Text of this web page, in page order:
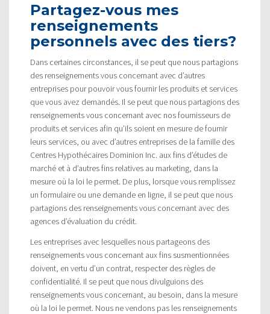
Partagez-vous mes
renseignements
personnels avec des tiers?
Dans certaines circonstances, il se peut que nous partagions
des renseignements vous concernant avec d’autres
entreprises pour pouvoir vous fournir les produits et services
que vous avez demandés. Il se peut que nous partagions des
renseignements vous concernant avec nos fournisseurs de
produits et services afin qu’ils soient en mesure de fournir
leurs services, ou avec d’autres entreprises de la famille des
Centres Hypothécaires Dominion Inc. aux fins d’études de
marché et à d’autres fins relatives au marketing, dans la
mesure où la loi le permet. De plus, lorsque vous remplissez
un formulaire ou une demande en ligne, il se peut que nous
partagions des renseignements vous concernant avec des
agences d’évaluation du crédit.
Les entreprises avec lesquelles nous partageons des
renseignements vous concernant aux fins susmentionnées
doivent, en vertu d’un contrat, respecter des règles de
confidentialité. Il se peut que nous divulguions des
renseignements vous concernant, au besoin, dans la mesure
où la loi le permet. Nous ne vendons pas les renseignements